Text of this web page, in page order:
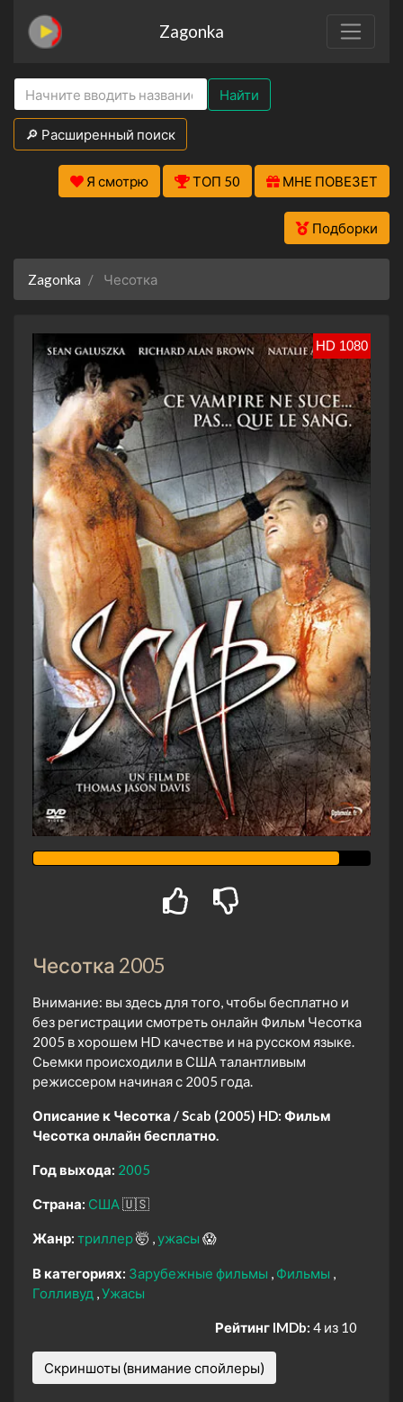
Zagonka
Найти
🔎 Расширенный поиск
Я смотрю ТОП 50 МНЕ ПОВЕЗЕТ
Подборки
Zagonka Чесотка
HD 1080
Чесотка 2005
Внимание: вы здесь для того, чтобы бесплатно и
без регистрации смотреть онлайн Фильм Чесотка
2005 в хорошем HD качестве и на русском языке.
Сьемки происходили в США талантливым
режиссером начиная с 2005 года.
Описание к Чесотка / Scab (2005) HD: Фильм
Чесотка онлайн бесплатно.
Год выхода: 2005
Страна: США 🇺🇸
Жанр: триллер🤯 ужасы 😱
В категориях: Зарубежные фильмы
Фильмы
Голливуд Ужасы
Рейтинг IMDb: 4 из 10
Скриншоты (внимание спойлеры)